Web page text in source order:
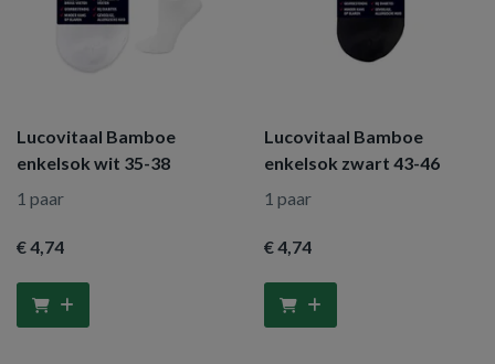
Lucovitaal Bamboe
enkelsok wit 35-38
1 paar
€ 4,74
Lucovitaal Bamboe
enkelsok zwart 43-46
1 paar
€ 4,74